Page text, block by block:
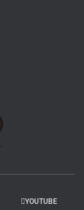
YOUTUBE